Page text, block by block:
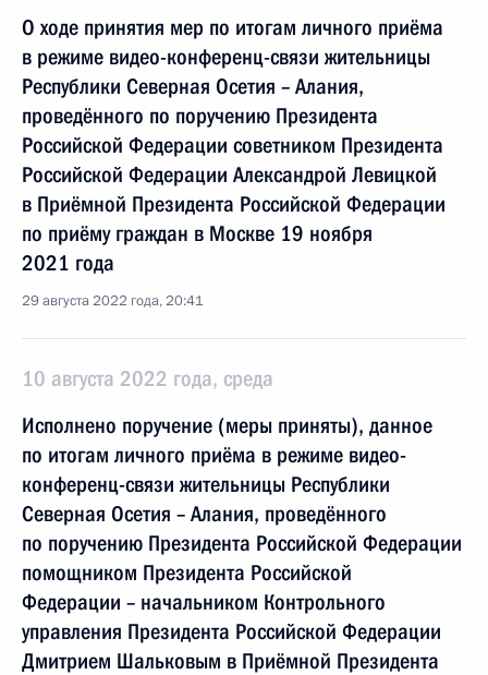
О ходе принятия мер по итогам личного приёма
в режиме видео-конференц-связи жительницы
Республики Северная Осетия – Алания,
проведённого по поручению Президента
Российской Федерации советником Президента
Российской Федерации Александрой Левицкой
в Приёмной Президента Российской Федерации
по приёму граждан в Москве 19 ноября
2021 года
29 августа 2022 года, 20:41
10 августа 2022 года, среда
Исполнено поручение (меры приняты), данное
по итогам личного приёма в режиме видео-
конференц-связи жительницы Республики
Северная Осетия – Алания, проведённого
по поручению Президента Российской Федерации
помощником Президента Российской
Федерации – начальником Контрольного
управления Президента Российской Федерации
Дмитрием Шальковым в Приёмной Президента